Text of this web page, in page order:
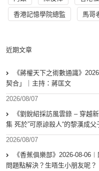
香港記憶學院總監 馬哥
近期文章
《蔣權天下之術數通識》
契合」｜主持：蔣匡文
2026/08/07
《劉銳紹採訪風雲錄 – 穿越
集 死於”可原諒殺人“的黎漢成
2026/08/07
《香蕉俱樂部》2026-08-
問題點解決？生唔生小朋友呢